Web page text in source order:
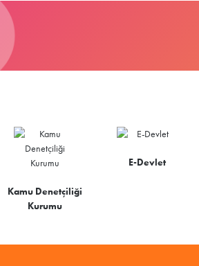
Kamu Denetçiliği
Kurumu
E-Devlet